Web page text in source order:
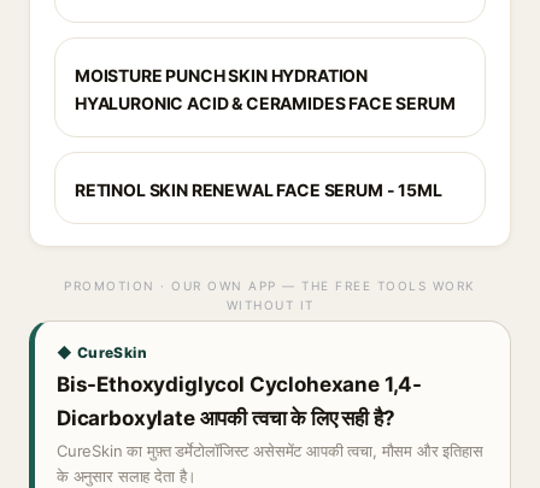
MOISTURE PUNCH SKIN HYDRATION
HYALURONIC ACID & CERAMIDES FACE SERUM
RETINOL SKIN RENEWAL FACE SERUM - 15ML
PROMOTION · OUR OWN APP — THE FREE TOOLS WORK
WITHOUT IT
◆ CureSkin
Bis-Ethoxydiglycol Cyclohexane 1,4-
Dicarboxylate आपकी त्वचा के लिए सही है?
CureSkin का मुफ़्त डर्मेटोलॉजिस्ट असेसमेंट आपकी त्वचा, मौसम और इतिहास
के अनुसार सलाह देता है।